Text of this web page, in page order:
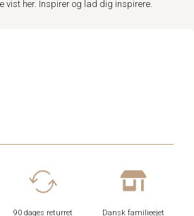
vist her. Inspirer og lad dig inspirere.
90 dages returret Dansk familieejet